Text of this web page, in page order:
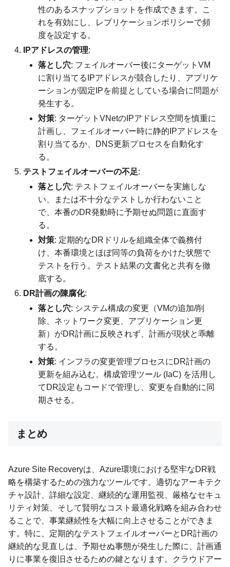
性のあるスナップショットを作成できます。こ
れを有効にし、レプリケーションポリシーで頻
度を設定する。
IPアドレスの管理:
落とし穴: フェイルオーバー後にターゲットVM
に割り当てるIPアドレスが競合したり、アプリケ
ーションが固定IPを前提としている場合に問題が
発生する。
対策: ターゲットVNetのIPアドレス空間を慎重に
計画し、フェイルオーバー時に静的IPアドレスを
割り当てるか、DNS更新プロセスを自動化す
る。
テストフェイルオーバーの不足:
落とし穴: テストフェイルオーバーを実施しな
い、または不十分なテストしか行わないこと
で、本番のDR発動時に予期せぬ問題に直面す
る。
対策: 定期的なDRドリルを組織全体で義務付
け、本番環境とほぼ同等の負荷をかけた状態で
テストを行う。テスト結果の文書化と共有を徹
底する。
DR計画の陳腐化:
落とし穴: システム構成の変更（VMの追加/削
除、ネットワーク変更、アプリケーション更
新）がDR計画に反映されず、計画が現状と乖離
する。
対策: インフラの変更管理プロセスにDR計画の
更新を組み込む。構成管理ツール (IaC) を活用し
てDR設定もコードで管理し、変更を自動的に同
期させる。
まとめ
Azure Site Recoveryは、Azure環境における堅牢なDR戦
略を構築するための強力なツールです。適切なアーキテク
チャ設計、詳細な設定、継続的な運用監視、厳格なセキュ
リティ対策、そして賢明なコスト最適化戦略を組み合わせ
ることで、事業継続性を大幅に向上させることができま
す。特に、定期的なテストフェイルオーバーとDR計画の
継続的な見直しは、予期せぬ事態が発生した際に、計画通
りに事業を復旧させるための鍵となります。クラウドアー